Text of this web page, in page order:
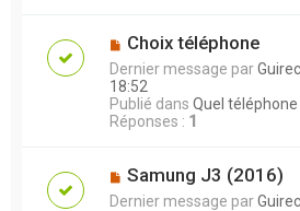
Choix téléphone
Dernier message parGuirec
18:52
Publié dans Quel téléphone
Réponses : 1
Samung J3 (2016)
Dernier message parGuirec